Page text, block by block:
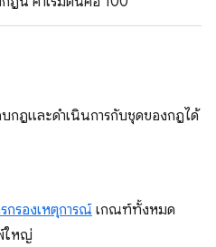
กฎและดำเนินการกับชุดของกฎได้
กรองเหตุการณ์ เกณฑ์ทั้งหมด
ใหญ่